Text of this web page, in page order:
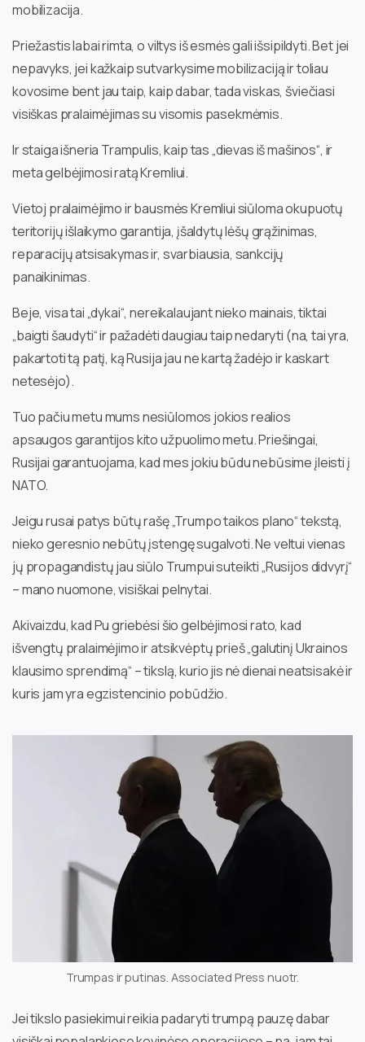
mobilizacija.
Priežastis labai rimta, o viltys iš esmės gali išsipildyti. Bet jei
nepavyks, jei kažkaip sutvarkysime mobilizaciją ir toliau
kovosime bent jau taip, kaip dabar, tada viskas, šviečiasi
visiškas pralaimėjimas su visomis pasekmėmis.
Ir staiga išneria Trampulis, kaip tas „dievas iš mašinos“, ir
meta gelbėjimosi ratą Kremliui.
Vietoj pralaimėjimo ir bausmės Kremliui siūloma okupuotų
teritorijų išlaikymo garantija, įšaldytų lėšų grąžinimas,
reparacijų atsisakymas ir, svarbiausia, sankcijų
panaikinimas.
Beje, visa tai „dykai“, nereikalaujant nieko mainais, tiktai
„baigti šaudyti“ ir pažadėti daugiau taip nedaryti (na, tai yra,
pakartoti tą patį, ką Rusija jau ne kartą žadėjo ir kaskart
netesėjo).
Tuo pačiu metu mums nesiūlomos jokios realios
apsaugos garantijos kito užpuolimo metu. Priešingai,
Rusijai garantuojama, kad mes jokiu būdu nebūsime įleisti į
NATO.
Jeigu rusai patys būtų rašę „Trumpo taikos plano“ tekstą,
nieko geresnio nebūtų įstengę sugalvoti. Ne veltui vienas
jų propagandistų jau siūlo Trumpui suteikti „Rusijos didvyrį“
– mano nuomone, visiškai pelnytai.
Akivaizdu, kad Pu griebėsi šio gelbėjimosi rato, kad
išvengtų pralaimėjimo ir atsikvėptų prieš „galutinį Ukrainos
klausimo sprendimą“ – tikslą, kurio jis nė dienai neatsisakė ir
kuris jam yra egzistencinio pobūdžio.
Trumpas ir putinas. Associated Press nuotr.
Jei tikslo pasiekimui reikia padaryti trumpą pauzę dabar